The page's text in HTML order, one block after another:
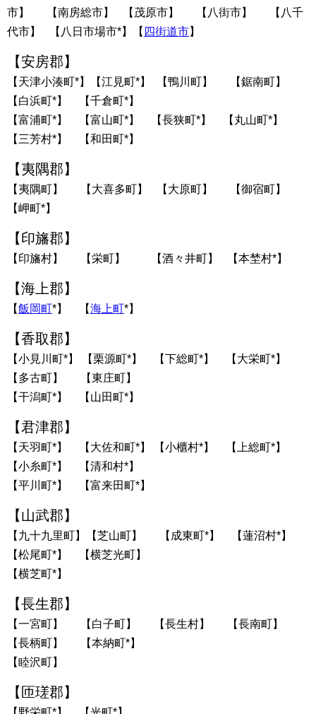
市】 【南房総市】 【茂原市】 【八街市】 【八千
代市】 【八日市場市*】【 四街道市】
【安房郡】
【天津小湊町*】【江見町*】 【鴨川町】 【鋸南町】
【白浜町*】 【千倉町*】
【富浦町*】 【富山町*】 【長狭町*】 【丸山町*】
【三芳村*】 【和田町*】
【夷隅郡】
【夷隅町】 【大喜多町】 【大原町】 【御宿町】
【岬町*】
【印旛郡】
【印旛村】 【栄町】 【酒々井町】 【本埜村*】
【海上郡】
【飯岡町*】 【海上町*】
【香取郡】
【小見川町*】 【栗源町*】 【下総町*】 【大栄町*】
【多古町】 【東庄町】
【干潟町*】 【山田町*】
【君津郡】
【天羽町*】 【大佐和町*】 【小櫃村*】 【上総町*】
【小糸町*】 【清和村*】
【平川町*】 【富来田町*】
【山武郡】
【九十九里町】【芝山町】 【成東町*】 【蓮沼村*】
【松尾町*】 【横芝光町】
【横芝町*】
【長生郡】
【一宮町】 【白子町】 【長生村】 【長南町】
【長柄町】 【本納町*】
【睦沢町】
【匝瑳郡】